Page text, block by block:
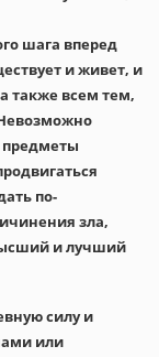
шага вперед
и живет, и
также всем тем,
предметы
по-
зла,
и лучший
силу и
или